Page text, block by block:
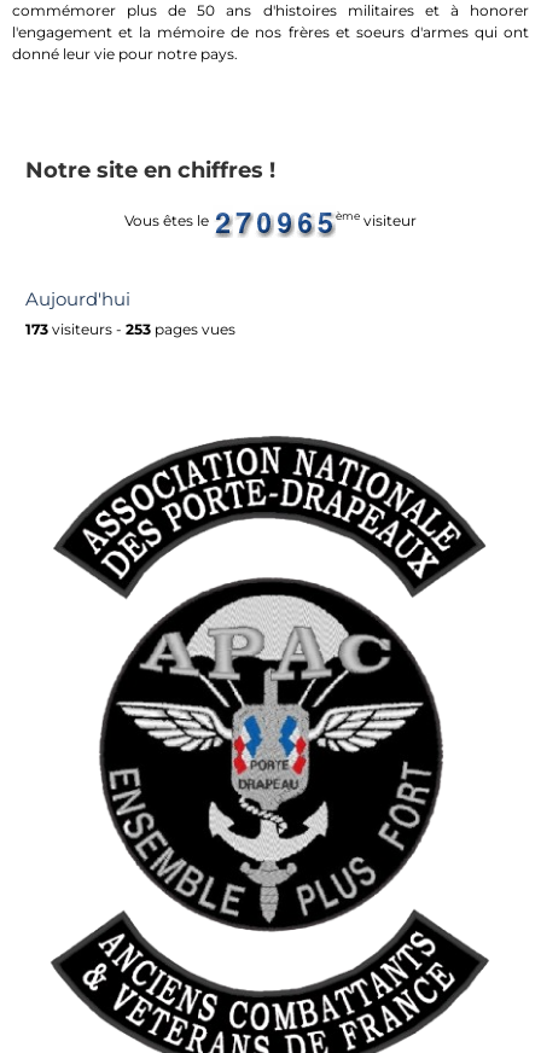
commémorer plus de 50 ans d'histoires militaires et à honorer
l'engagement et la mémoire de nos frères et soeurs d'armes qui ont
donné leur vie pour notre pays.
Notre site en chiffres !
Vous êtes le ème visiteur
Aujourd'hui
173 visiteurs - 253 pages vues